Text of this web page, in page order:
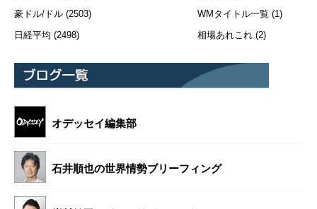
豪ドル/ドル (2503)
日経平均 (2498)
WMタイトル一覧 (1)
相場あれこれ (2)
オデッセイ編集部
石井順也の世界情勢ブリーフィング